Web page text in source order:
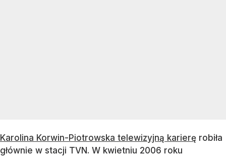
Karolina Korwin-Piotrowska telewizyjną karierę robiła
głównie w stacji TVN. W kwietniu 2006 roku